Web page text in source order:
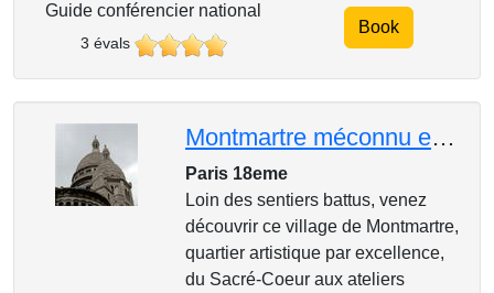
Guide conférencier national
3 évals
Book
Montmartre méconnu et insolite
Paris 18eme
Loin des sentiers battus, venez
découvrir ce village de Montmartre,
quartier artistique par excellence,
du Sacré-Coeur aux ateliers